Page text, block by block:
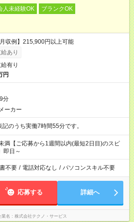
人未経験OK
ブランクOK
収例】215,900円以上可能
あり
有り
円
分
ーカー
17:30 ※表記のうち実働7時間55分です。
満【ご応募から1週間以内(最短2日目)のスピ
即日～
不要 / 電話対応なし / パソコンスキル不要
応募する 詳細へ
業名 株式会社テクノ・サービス